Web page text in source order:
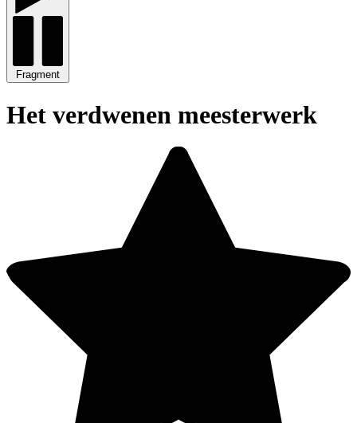
Fragment
Het verdwenen meesterwerk